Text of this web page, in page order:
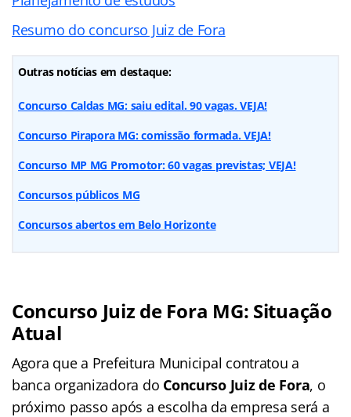
Resumo do concurso Juiz de Fora
Outras notícias em destaque:
Concurso Caldas MG: saiu edital. 90 vagas. VEJA!
Concurso Pirapora MG: comissão formada. VEJA!
Concurso MP MG Promotor: 60 vagas previstas; VEJA!
Concursos públicos MG
Concursos abertos em Belo Horizonte
Concurso Juiz de Fora MG: Situação
Atual
Agora que a Prefeitura Municipal contratou a
banca organizadora do Concurso Juiz de Fora, o
próximo passo após a escolha da empresa será a